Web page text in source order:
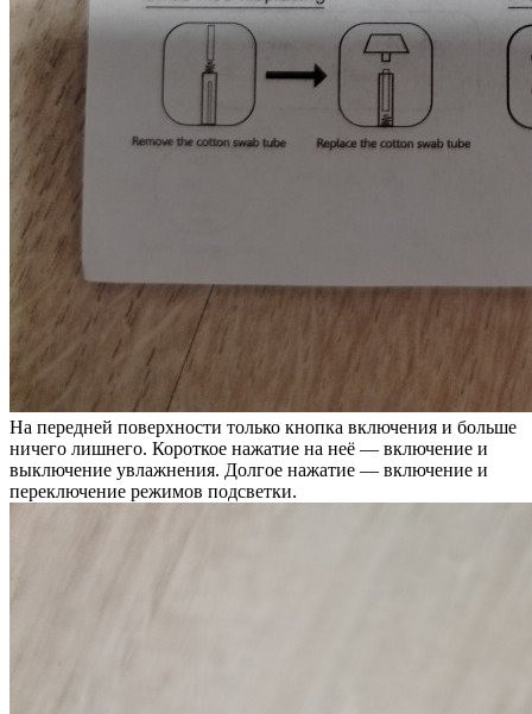
На передней поверхности только кнопка включения и больше
ничего лишнего. Короткое нажатие на неё — включение и
выключение увлажнения. Долгое нажатие — включение и
переключение режимов подсветки.